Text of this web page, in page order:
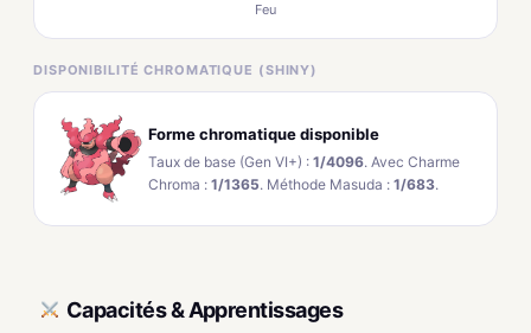
Feu
DISPONIBILITÉ CHROMATIQUE (SHINY)
Forme chromatique disponible
Taux de base (Gen VI+) : 1/4096. Avec Charme
Chroma : 1/1365. Méthode Masuda : 1/683.
Capacités & Apprentissages